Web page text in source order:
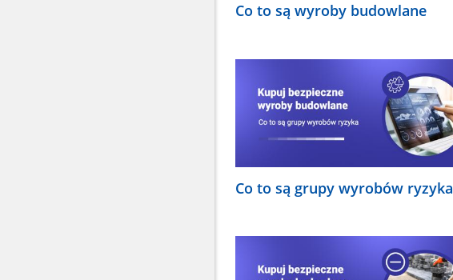
Co to są wyroby budowlane
Co to są grupy wyrobów ryzyka